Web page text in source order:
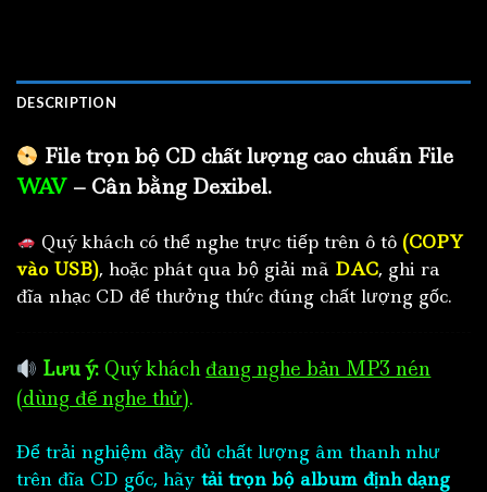
DESCRIPTION
File trọn bộ CD chất lượng cao chuẩn File
WAV – Cân bằng Dexibel.
Quý khách có thể nghe trực tiếp trên ô tô (COPY
vào USB), hoặc phát qua bộ giải mã DAC, ghi ra
đĩa nhạc CD để thưởng thức đúng chất lượng gốc.
Lưu ý: Quý khách đang nghe bản MP3 nén
(dùng để nghe thử).
Để trải nghiệm đầy đủ chất lượng âm thanh như
trên đĩa CD gốc, hãy tải trọn bộ album định dạng